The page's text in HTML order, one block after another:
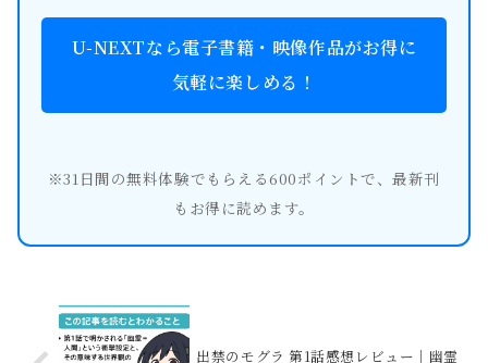
U-NEXTなら電子書籍・映像作品がお得に
気軽に楽しめる！
※31日間の無料体験でもらえる600ポイントで、最新刊
もお得に読めます。
出禁のモグラ 第1話感想レビュー｜幽霊